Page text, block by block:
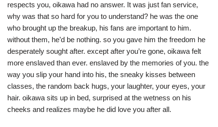
respects you, oikawa had no answer. It was just fan service,
why was that so hard for you to understand? he was the one
who brought up the breakup, his fans are important to him.
without them, he’d be nothing. so you gave him the freedom he
desperately sought after. except after you’re gone, oikawa felt
more enslaved than ever. enslaved by the memories of you. the
way you slip your hand into his, the sneaky kisses between
classes, the random back hugs, your laughter, your eyes, your
hair. oikawa sits up in bed, surprised at the wetness on his
cheeks and realizes maybe he did love you after all.